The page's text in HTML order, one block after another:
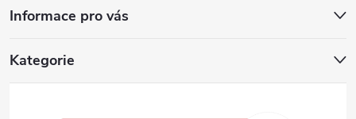
Informace pro vás
Kategorie